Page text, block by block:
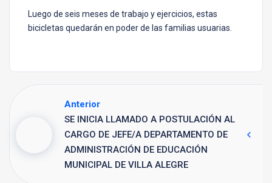
Luego de seis meses de trabajo y ejercicios, estas
bicicletas quedarán en poder de las familias usuarias.
Anterior
SE INICIA LLAMADO A POSTULACIÓN AL
CARGO DE JEFE/A DEPARTAMENTO DE
ADMINISTRACIÓN DE EDUCACIÓN
MUNICIPAL DE VILLA ALEGRE